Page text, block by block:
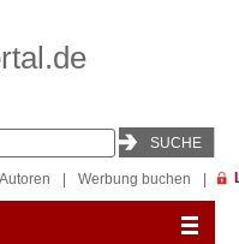
Autoren Werbung buchen